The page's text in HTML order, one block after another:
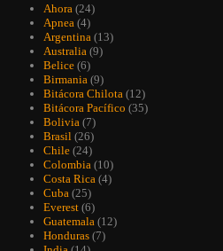
Ahora (24)
Apnea (4)
Argentina (13)
Australia (9)
Belice (6)
Birmania (9)
Bitácora Chilota (12)
Bitácora Pacífico (35)
Bolivia (7)
Brasil (26)
Chile (24)
Colombia (10)
Costa Rica (4)
Cuba (25)
Everest (6)
Guatemala (12)
Honduras (7)